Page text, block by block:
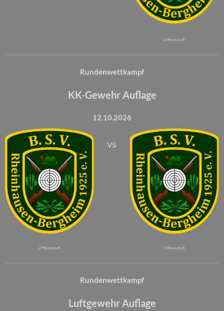
2. Mannschaft
Rundenwettkampf
KK-Gewehr Auflage
12.10.2026
2. Mannschaft
vs
3. Mannschaft
Rundenwettkampf
Luftgewehr Auflage